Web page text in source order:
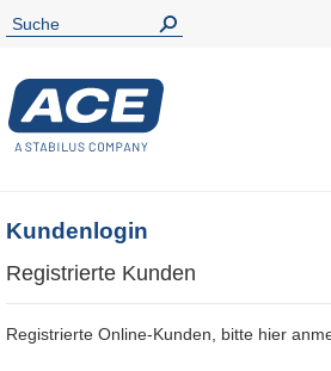
Kundenlogin
Registrierte Kunden
Registrierte Online-Kunden, bitte hier